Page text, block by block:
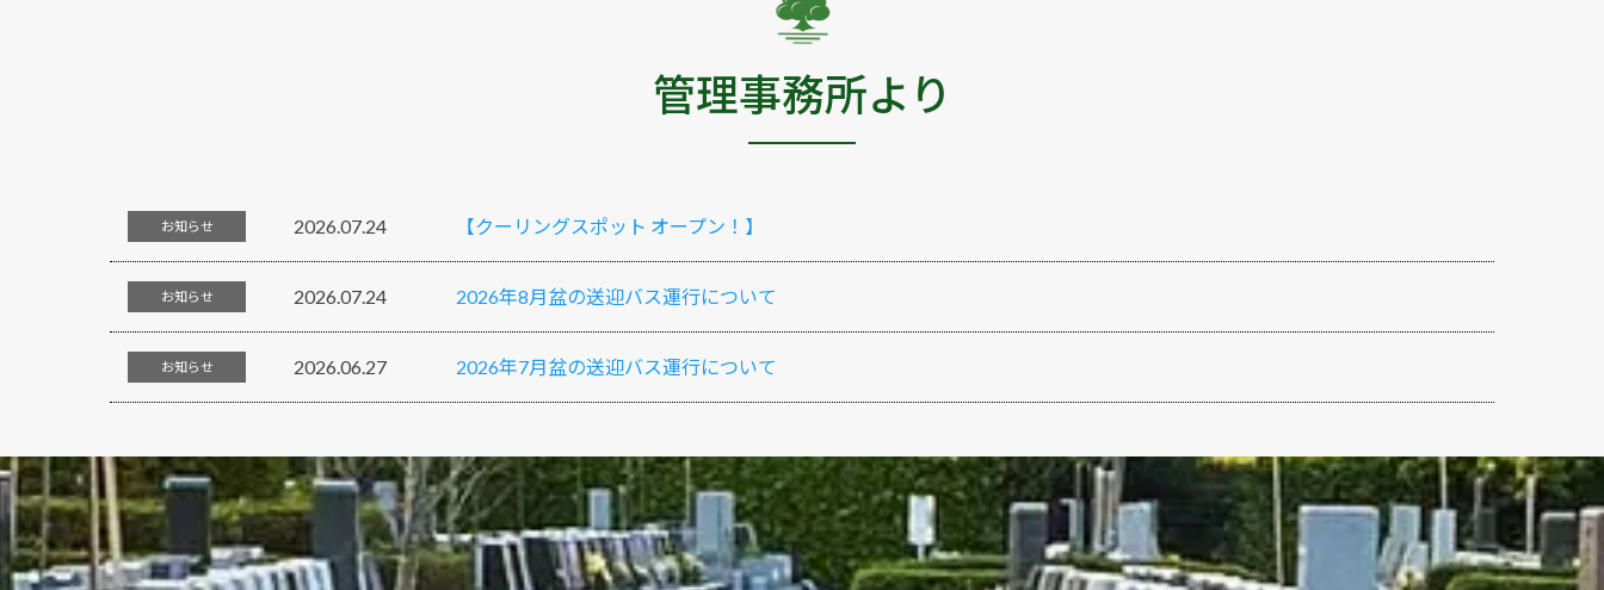
管理事務所より
お知らせ 2026.07.24 【クーリングスポット オープン！】
お知らせ 2026.07.24 2026年8月盆の送迎バス運行について
お知らせ 2026.06.27 2026年7月盆の送迎バス運行について